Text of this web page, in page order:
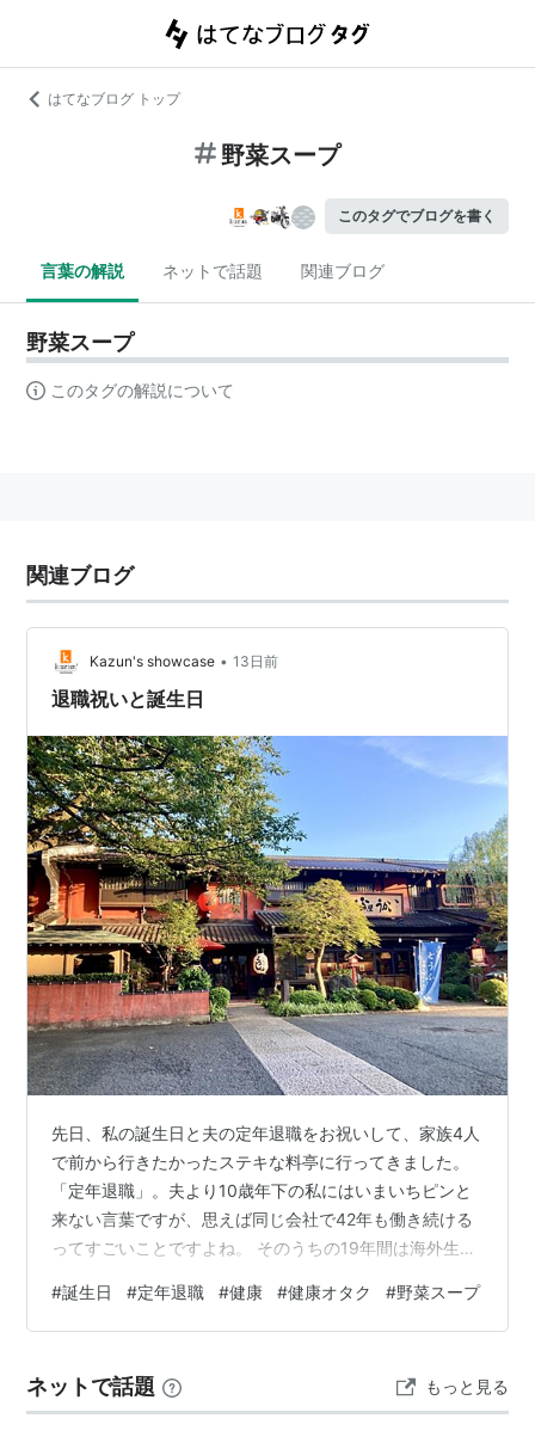
はてなブログ トップ
野菜スープ
このタグでブログを書く
言葉の解説 ネットで話題 関連ブログ
野菜スープ
このタグの解説について
関連ブログ
Kazun's showcase • 13日前
退職祝いと誕生日
先日、私の誕生日と夫の定年退職をお祝いして、家族4人
で前から行きたかったステキな料亭に行ってきました。
「定年退職」。夫より10歳年下の私にはいまいちピンと
来ない言葉ですが、思えば同じ会社で42年も働き続ける
ってすごいことですよね。 そのうちの19年間は海外生活
気に過ごしてくれたことに感謝です。長い間お疲れ様で
した。 今後は心機一転、外国人に日本語を教える日本語
ステキな庭園が見渡せる個室で、豆腐懐石をいただきま
した。 メンズにはヘルシーすぎるかと思ったけど、コー
#誕生日 #定年退職 #健康 #健康オタク #野菜スープ
ネットで話題 もっと見る